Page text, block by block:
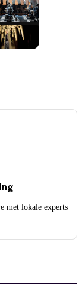
met lokale experts